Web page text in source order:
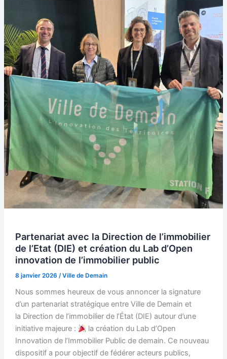
Partenariat avec la Direction de l’immobilier
de l’Etat (DIE) et création du Lab d’Open
innovation de l’immobilier public
8 janvier 2026 /Ville de Demain
Nous sommes heureux de vous annoncer la signature
d’un partenariat stratégique entre Ville de Demain et
la Direction de l’immobilier de l’État (DIE) autour d’une
initiative majeure :
la création du Lab d’Open
Innovation de l’Immobilier Public de demain. Ce nouveau
dispositif a pour objectif de fédérer acteurs publics,
et
création
du
Lab
d’Open
innovation
de
l’immobilier
public